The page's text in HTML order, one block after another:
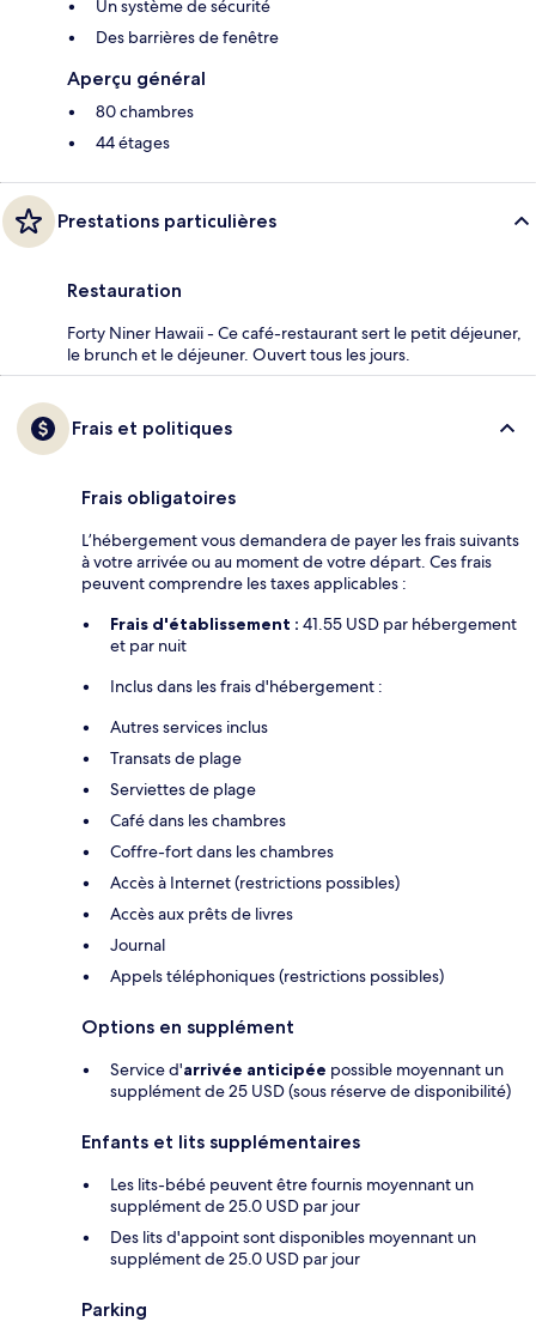
Un système de sécurité
Des barrières de fenêtre
Aperçu général
80 chambres
44 étages
Prestations particulières
Restauration
Forty Niner Hawaii - Ce café-restaurant sert le petit déjeuner,
le brunch et le déjeuner. Ouvert tous les jours.
Frais et politiques
Frais obligatoires
L’hébergement vous demandera de payer les frais suivants
à votre arrivée ou au moment de votre départ. Ces frais
peuvent comprendre les taxes applicables :
Frais d'établissement : 41.55 USD par hébergement
et par nuit
Inclus dans les frais d'hébergement :
Autres services inclus
Transats de plage
Serviettes de plage
Café dans les chambres
Coffre-fort dans les chambres
Accès à Internet (restrictions possibles)
Accès aux prêts de livres
Journal
Appels téléphoniques (restrictions possibles)
Options en supplément
Service d'arrivée anticipée possible moyennant un
supplément de 25 USD (sous réserve de disponibilité)
Enfants et lits supplémentaires
Les lits-bébé peuvent être fournis moyennant un
supplément de 25.0 USD par jour
Des lits d'appoint sont disponibles moyennant un
supplément de 25.0 USD par jour
Parking